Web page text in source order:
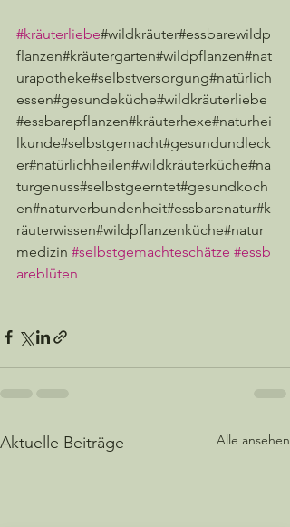
#kräuterliebe#wildkräuter#essbarewildp
flanzen#kräutergarten#wildpflanzen#nat
urapotheke#selbstversorgung#natürlich
essen#gesundeküche#wildkräuterliebe
#essbarepflanzen#kräuterhexe#naturhei
lkunde#selbstgemacht#gesundundleck
er#natürlichheilen#wildkräuterküche#na
turgenuss#selbstgeerntet#gesundkoch
en#naturverbundenheit#essbarenatur#k
räuterwissen#wildpflanzenküche#natur
medizin #selbstgemachteschätze #essb
areblüten
Aktuelle Beiträge Alle ansehen